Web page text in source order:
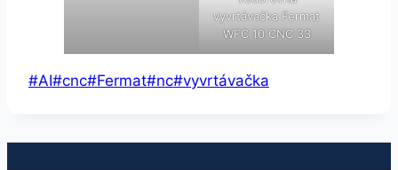
vyvrtávačka Fermat
WFC 10 CNC 33
Štítky
#AI#cnc#Fermat#nc#vyvrtávačka